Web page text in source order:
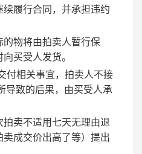
履行合同，并承担违约
物将由拍卖人暂行保
买受人发货。
付相关事宜，拍卖人不接
导致的后果，由买受人承
卖不适用七天无理由退
成交价出高了等）提出